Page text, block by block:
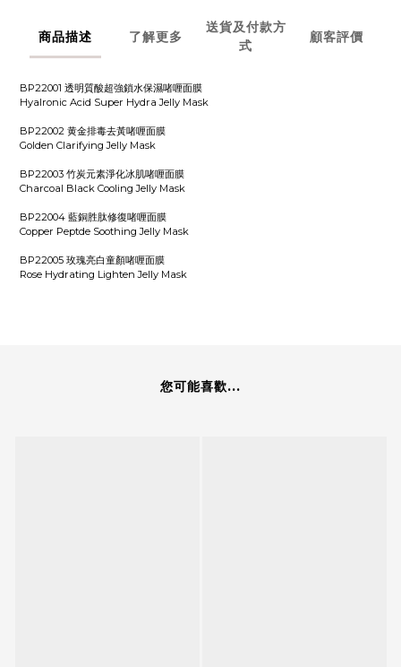
商品描述 了解更多
送貨及付款方
式
顧客評價
BP22001 透明質酸超強鎖水保濕啫喱面膜
Hyalronic Acid Super Hydra Jelly Mask
BP22002 ⻩金排毒去黃啫喱面膜
Golden Clarifying Jelly Mask
BP22003 竹炭元素淨化冰肌啫喱面膜
Charcoal Black Cooling Jelly Mask
BP22004 藍銅胜肽修復啫喱面膜
Copper Peptde Soothing Jelly Mask
BP22005 玫瑰亮白童顏啫喱面膜
Rose Hydrating Lighten Jelly Mask
您可能喜歡...